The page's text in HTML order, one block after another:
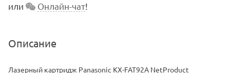
или
Онлайн-чат!
Описание
Лазерный картридж Panasonic KX-FAT92A NetProduct